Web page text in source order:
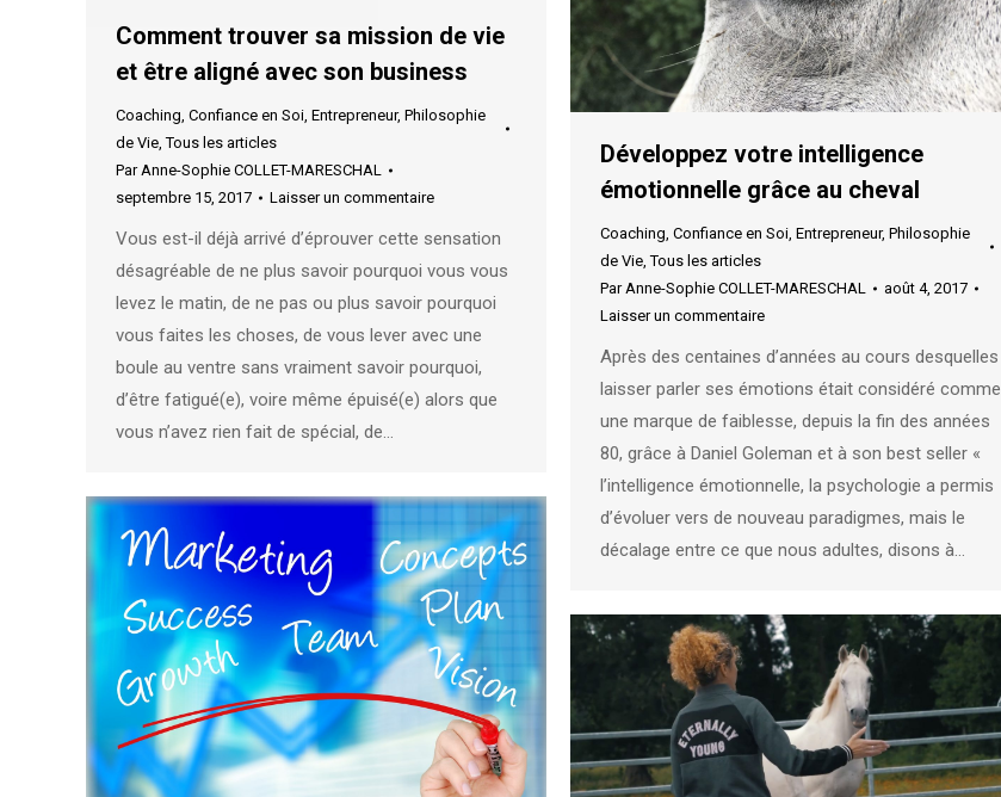
Comment trouver sa mission de vie
et être aligné avec son business
Coaching, Confiance en Soi, Entrepreneur, Philosophie
de Vie,Tous les articles
ParAnne-Sophie COLLET-MARESCHAL
septembre 15, 2017
Laisser un commentaire
Vous est-il déjà arrivé d’éprouver cette sensation
désagréable de ne plus savoir pourquoi vous vous
levez le matin, de ne pas ou plus savoir pourquoi
vous faites les choses, de vous lever avec une
boule au ventre sans vraiment savoir pourquoi,
d’être fatigué(e), voire même épuisé(e) alors que
vous n’avez rien fait de spécial, de…
Développez votre intelligence
émotionnelle grâce au cheval
Coaching, Confiance en Soi, Entrepreneur, Philosophie
de Vie,Tous les articles
ParAnne-Sophie COLLET-MARESCHAL
août 4, 2017
Laisser un commentaire
Après des centaines d’années au cours desquelles
laisser parler ses émotions était considéré comme
une marque de faiblesse, depuis la fin des années
80, grâce à Daniel Goleman et à son best seller «
l’intelligence émotionnelle, la psychologie a permis
d’évoluer vers de nouveau paradigmes, mais le
décalage entre ce que nous adultes, disons à…